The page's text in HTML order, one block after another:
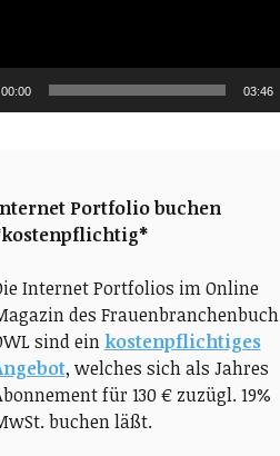
00:00 03:46
Portfolio buchen
Internet Portfolios im Online
des Frauenbranchenbuch
sind ein kostenpflichtiges
, welches sich als Jahres
für 130 € zuzügl. 19%
buchen läßt.